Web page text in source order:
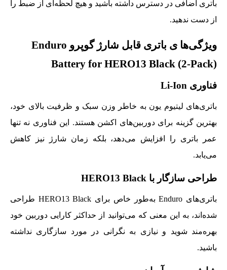
باتری اضافی در دسترس داشته باشید و هیچ لحظه‌ای از ضبط را
از دست ندهید.
ویژگی‌ها ی باتری قابل شارژ گوپرو Enduro
Battery for HERO13 Black (2-Pack)
فناوری Li-Ion
باتری‌های لیتیوم یون به خاطر وزن سبک و ظرفیت بالای خود،
بهترین گزینه برای دوربین‌های اکشن هستند. این فناوری نه تنها
عمر باتری را افزایش می‌دهد، بلکه زمان شارژ نیز کاهش
می‌یابد.
طراحی سازگار با HERO13 Black
باتری‌های Enduro به‌طور خاص برای HERO13 Black طراحی
شده‌اند، به این معنی که می‌توانید از حداکثر کارایی دوربین خود
بهره‌مند شوید و نیازی به نگرانی در مورد سازگاری نداشته
باشید.